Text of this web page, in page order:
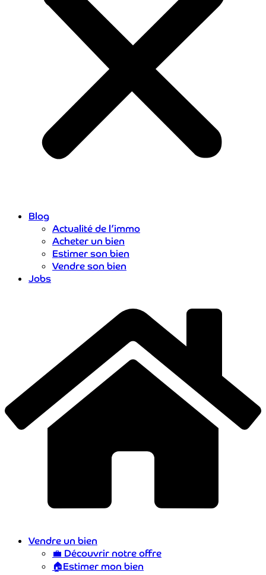
Blog
Actualité de l’immo
Acheter un bien
Estimer son bien
Vendre son bien
Jobs
Vendre un bien
💼 Découvrir notre offre
🏠Estimer mon bien